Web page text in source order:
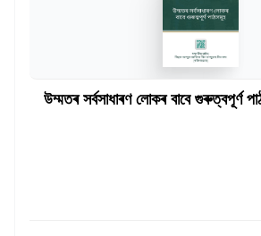
উম্মতৰ সৰ্বসাধাৰণ লোকৰ বাবে গুৰুত্বপূৰ্ণ